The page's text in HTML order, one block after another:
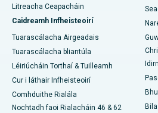
An tOspidéal is Fearr i KK Nagar,
An tOspidéal is Fearr san Earnáil-19,
An tOspidéal is Fearr i Swargate,
An tOspidéal Ailse is Fearr do Mhná i
Litreacha Ceapacháin
Caidreamh Infheisteoirí
Tuarascálacha Airgeadais
Tuarascálacha bliantúla
Léiriúcháin Torthaí & Tuilleamh
Cur i láthair Infheisteoirí
Comhduithe Rialála
Nochtadh faoi Rialacháin 46 & 62